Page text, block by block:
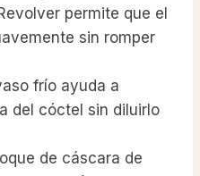
permite que el
sin romper
frío ayuda a
del cóctel sin diluirlo
de cáscara de